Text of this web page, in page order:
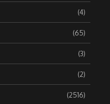
(4)
(65)
(3)
(2)
(2516)